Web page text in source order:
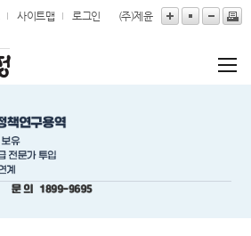
사이트맵 로그인 (주)제윤